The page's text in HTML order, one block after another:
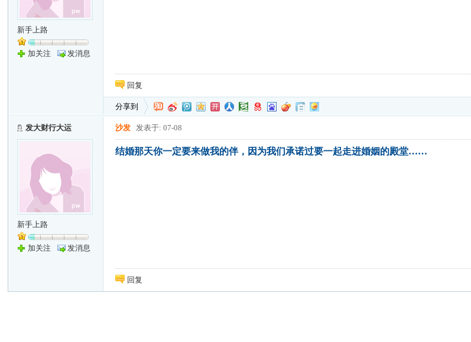
新手上路
加关注 发消息
回复
分享到
发大财行大运
新手上路
加关注 发消息
沙发 发表于: 07-08
结婚那天你一定要来做我的伴，因为我们承诺过要一起走进婚姻的殿堂……
回复